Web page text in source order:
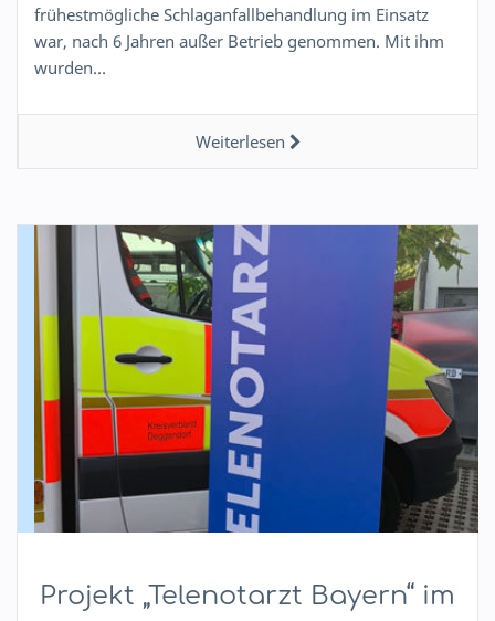
frühestmögliche Schlaganfallbehandlung im Einsatz
war, nach 6 Jahren außer Betrieb genommen. Mit ihm
wurden…
Weiterlesen
Projekt „Telenotarzt Bayern“ im